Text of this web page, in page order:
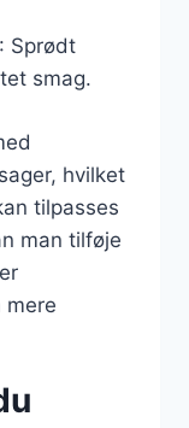
: Sprødt
smag.
hvilket
tilpasses
man tilføje
mere